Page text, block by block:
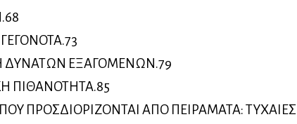
ΔΥΝΑΤΩΝ ΕΞΑΓΟΜΕΝΩΝ.79
ΠΙΘΑΝΟΤΗΤΑ.85
ΠΡΟΣΔΙΟΡΙΖΟΝΤΑΙ ΑΠΟ ΠΕΙΡΑΜΑΤΑ: ΤΥΧΑΙΕΣ